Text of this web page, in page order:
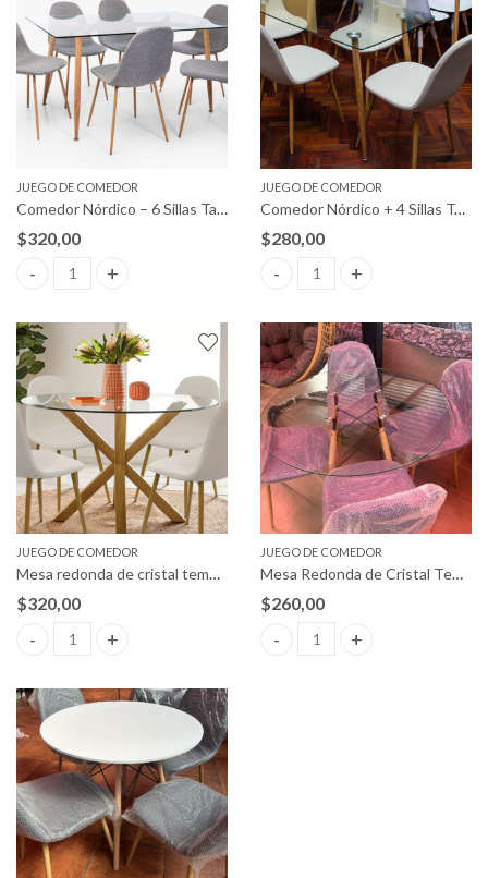
JUEGO DE COMEDOR
Comedor Nórdico – 6 Sillas Tapizadas
$320,00
Comedor Nórdico – 6 Sillas Tapizadas quantity
JUEGO DE COMEDOR
Comedor Nórdico + 4 Sillas Tapizadas
$280,00
Comedor Nórdico + 4 Sillas
JUEGO DE COMEDOR
Mesa redonda de cristal templado + 4 sillas
$320,00
Mesa redonda de cristal templado + 4 sillas quantity
JUEGO DE COMEDOR
Mesa Redonda de Cristal Templado +4 sillas acolchadas
$260,00
Mesa Redonda de Cristal